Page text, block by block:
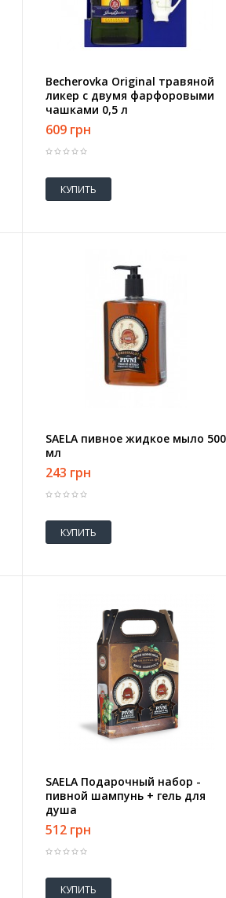
Becherovka Original травяной
ликер с двумя фарфоровыми
чашками 0,5 л
609 грн
КУПИТЬ
SAELA пивное жидкое мыло 500
мл
243 грн
КУПИТЬ
SAELA Подарочный набор -
пивной шампунь + гель для
душа
512 грн
КУПИТЬ